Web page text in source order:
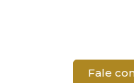
Fale